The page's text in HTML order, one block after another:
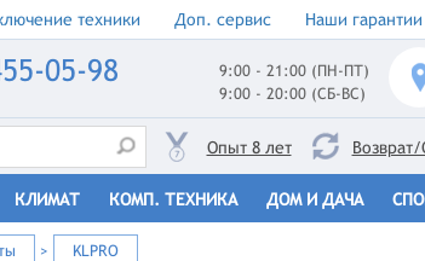
техники Доп. сервис Наши гарантии
05-98
9:00 - 21:00 (ПН-ПТ)
9:00 - 20:00 (СБ-ВС)
Опыт 8 лет
КЛИМАТ КОМП. ТЕХНИКА ДОМ И ДАЧА
> KLPRO